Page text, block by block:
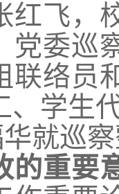
红飞，
党委巡
联络员
、学生
就巡
的重要